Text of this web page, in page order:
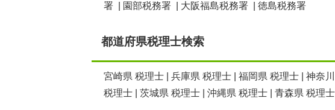
署
園部税務署 大阪福島税務署 徳島税務署
都道府県税理士検索
宮崎県 税理士 兵庫県 税理士 福岡県 税理士 神奈
税理士
茨城県 税理士 沖縄県 税理士 青森県 税理士